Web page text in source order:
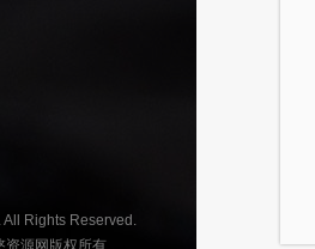
Rights Reserved.
资源网版权所有